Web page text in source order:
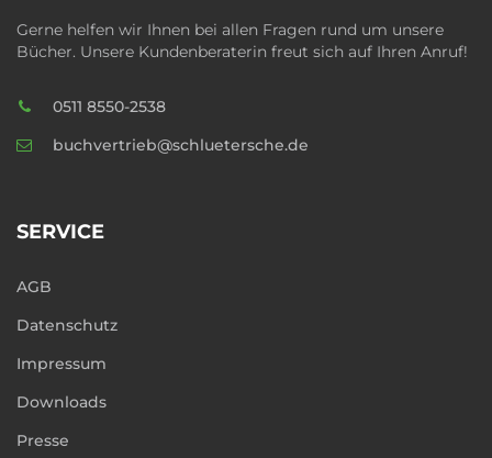
Gerne helfen wir Ihnen bei allen Fragen rund um unsere
Bücher. Unsere Kundenberaterin freut sich auf Ihren Anruf!
0511 8550-2538
buchvertrieb@schluetersche.de
SERVICE
AGB
Datenschutz
Impressum
Downloads
Presse